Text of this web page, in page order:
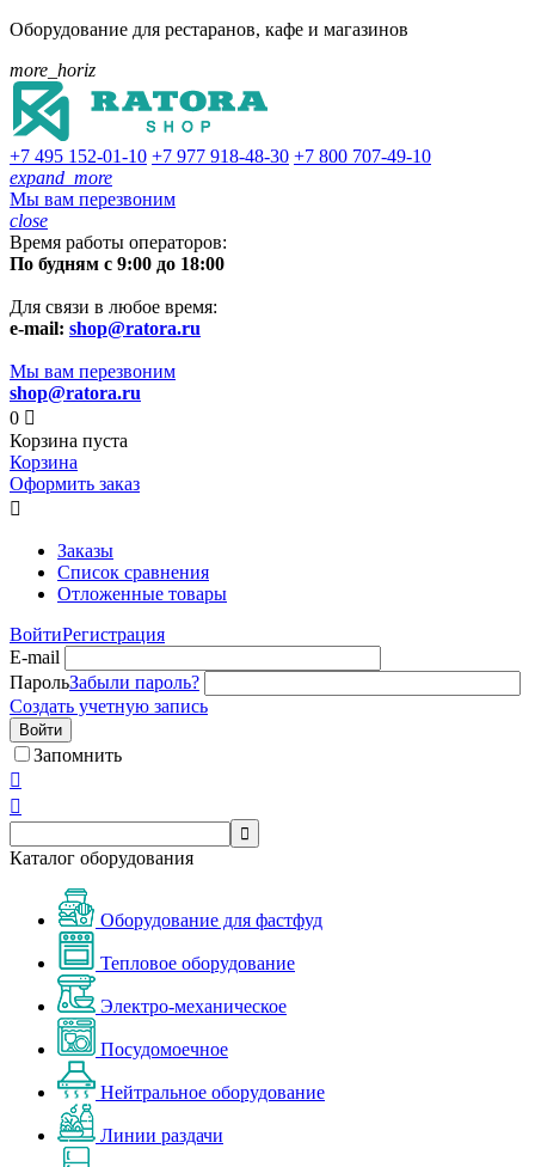
Оборудование для рестаранов, кафе и магазинов
more_horiz
+7 495 152-01-10 +7 977 918-48-30 +7 800 707-49-10
expand_more
Мы вам перезвоним
close
Время работы операторов:
По будням с 9:00 до 18:00
Для связи в любое время:
e-mail: shop@ratora.ru
Мы вам перезвоним
shop@ratora.ru
0 
Корзина пуста
Корзина
Оформить заказ

Заказы
Список сравнения
Отложенные товары
ВойтиРегистрация
E-mail
ПарольЗабыли пароль?
Создать учетную запись
Войти
Запомнить



Каталог оборудования
Оборудование для фастфуд
Тепловое оборудование
Электро-механическое
Посудомоечное
Нейтральное оборудование
Линии раздачи